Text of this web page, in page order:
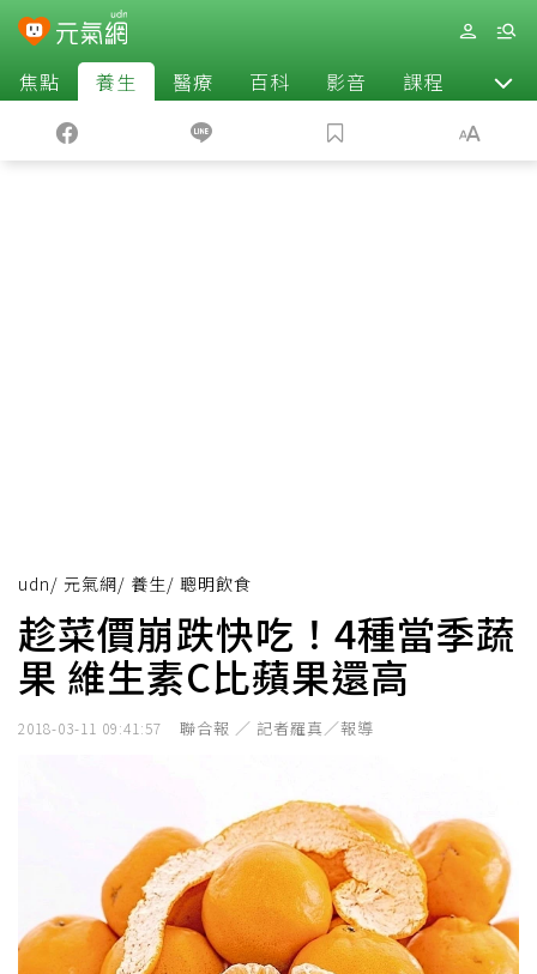
焦點 養生 醫療 百科 影音 課程 退休
udn/ 元氣網/ 養生/ 聰明飲食
趁菜價崩跌快吃！4種當季蔬
果 維生素C比蘋果還高
2018-03-11 09:41:57 聯合報 ／ 記者羅真／報導